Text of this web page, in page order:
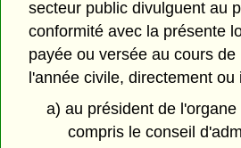
secteur public divulguent au
conformité avec la présente
payée ou versée au cours
l'année civile, directement ou
a) au président de
compris le conseil